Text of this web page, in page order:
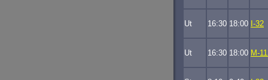
Ut 16:30 18:00 I-32
Ut 16:30 18:00 M-